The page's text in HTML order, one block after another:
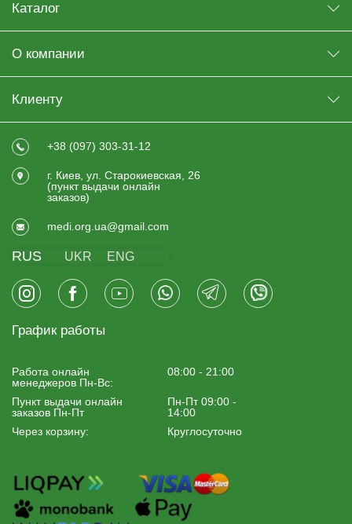
Каталог
О компании
Клиенту
+38 (097) 303-31-12
г. Киев, ул. Старокиевская, 26
(пункт выдачи онлайн
заказов)
medi.org.ua@gmail.com
RUS UKR ENG
График работы
Работа онлайн
менеджеров Пн-Вс:
08:00 - 21:00
Пункт выдачи онлайн
заказов Пн-Пт
Пн-Пт 09:00 -
14:00
Через корзину:
Круглосуточно